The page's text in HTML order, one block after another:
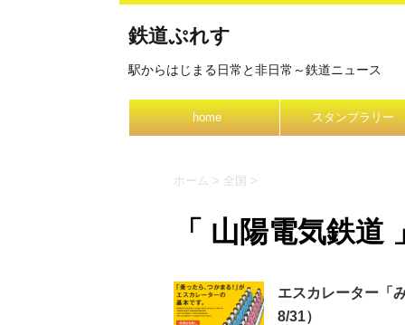
鉄道ぷれす
駅からはじまる日常と非日常～鉄道ニュース
home スタンプラリー
ホーム > 全国 >
「 山陽電気鉄道
エスカレーター「
8/31）